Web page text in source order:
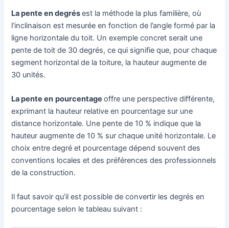
La pente endegrésest la méthode la plus familière, où
l’inclinaison est mesurée en fonction de l’angle formé par la
ligne horizontale du toit. Un exemple concret serait une
pente de toit de 30 degrés, ce qui signifie que, pour chaque
segment horizontal de la toiture, la hauteur augmente de
30 unités.
La pente en pourcentageoffre une perspective différente,
exprimant la hauteur relative en pourcentage sur une
distance horizontale. Une pente de 10 % indique que la
hauteur augmente de 10 % sur chaque unité horizontale. Le
choix entre degré et pourcentage dépend souvent des
conventions locales et des préférences des professionnels
de la construction.
Il faut savoir qu’il est possible de convertir les degrés en
pourcentage selon le tableau suivant :